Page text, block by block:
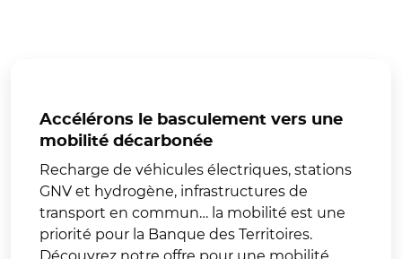
Accélérons le basculement vers une
mobilité décarbonée
Recharge de véhicules électriques, stations
GNV et hydrogène, infrastructures de
transport en commun… la mobilité est une
priorité pour la Banque des Territoires.